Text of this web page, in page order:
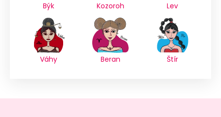
Býk Kozoroh Lev
Váhy Beran Štír